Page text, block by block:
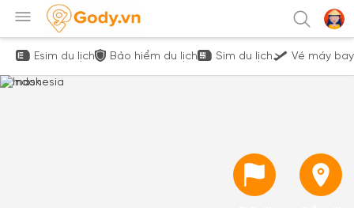
Esim du lịch Bảo hiểm du lịch Sim du lịch Vé máy bay